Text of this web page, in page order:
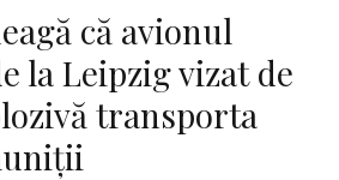
că avionul
la Leipzig vizat de
transporta